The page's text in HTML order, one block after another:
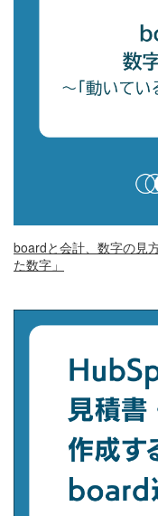
boardと会計、数字の見
た数字」